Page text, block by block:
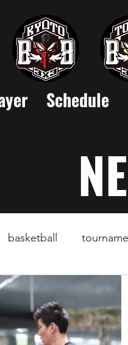
Schedule
basketball